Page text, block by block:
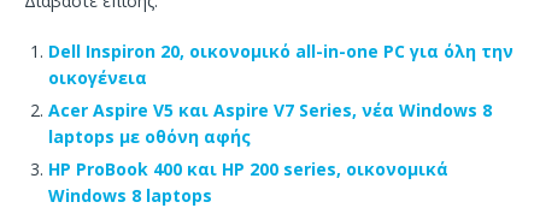
Dell Inspiron 20, οικονομικό all-in-one PC για όλη την
οικογένεια
Acer Aspire V5 και Aspire V7 Series, νέα Windows 8
laptops με οθόνη αφής
HP ProBook 400 και HP 200 series, οικονομικά
Windows 8 laptops